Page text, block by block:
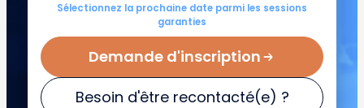
Sélectionnez la prochaine date parmi les sessions
garanties
Demande d'inscription
Besoin d'être recontacté(e) ?